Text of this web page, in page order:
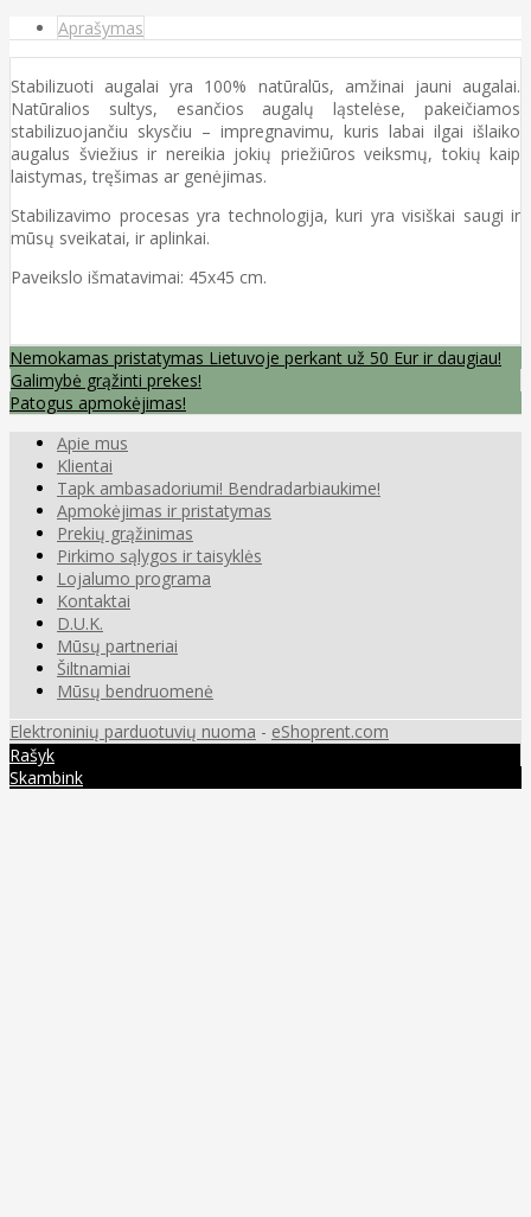
Aprašymas
Stabilizuoti augalai yra 100% natūralūs, amžinai jauni augalai.
Natūralios sultys, esančios augalų ląstelėse, pakeičiamos
stabilizuojančiu skysčiu – impregnavimu, kuris labai ilgai išlaiko
augalus šviežius ir nereikia jokių priežiūros veiksmų, tokių kaip
laistymas, tręšimas ar genėjimas.
Stabilizavimo procesas yra technologija, kuri yra visiškai saugi ir
mūsų sveikatai, ir aplinkai.
Paveikslo išmatavimai: 45x45 cm.
Nemokamas pristatymas Lietuvoje perkant už 50 Eur ir daugiau!
Galimybė grąžinti prekes!
Patogus apmokėjimas!
Apie mus
Klientai
Tapk ambasadoriumi! Bendradarbiaukime!
Apmokėjimas ir pristatymas
Prekių grąžinimas
Pirkimo sąlygos ir taisyklės
Lojalumo programa
Kontaktai
D.U.K.
Mūsų partneriai
Šiltnamiai
Mūsų bendruomenė
Elektroninių parduotuvių nuoma - eShoprent.com
Rašyk
Skambink